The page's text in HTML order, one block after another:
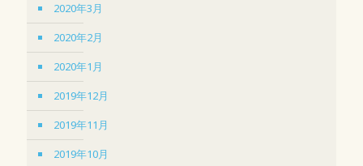
2020年3月
2020年2月
2020年1月
2019年12月
2019年11月
2019年10月